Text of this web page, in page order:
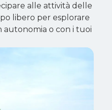
alle attività delle
libero per esplorare
autonomia o con i tuoi